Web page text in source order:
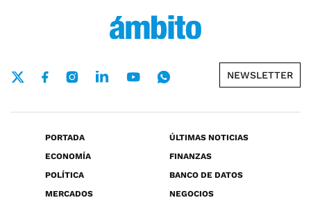
NEWSLETTER
PORTADA
ÚLTIMAS NOTICIAS
ECONOMÍA
FINANZAS
POLÍTICA
BANCO DE DATOS
MERCADOS
NEGOCIOS